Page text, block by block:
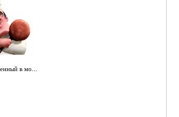
в мо...